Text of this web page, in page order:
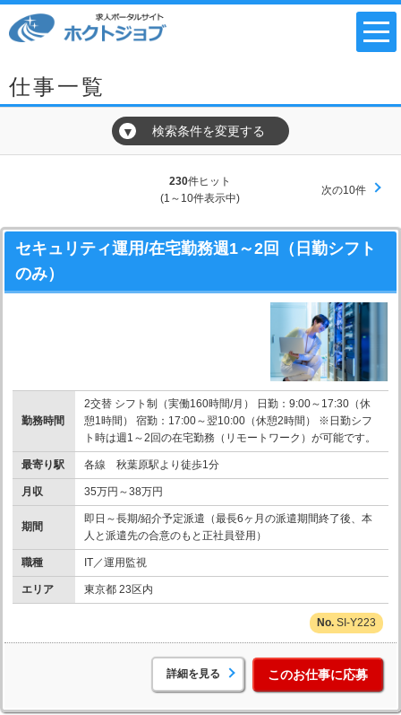
仕事一覧
▼ 検索条件を変更する
230件ヒット
(1～10件表示中)
次の10件
セキュリティ運用/在宅勤務週1～2回（日勤シフト
のみ）
勤務時間
2交替 シフト制（実働160時間/月） 日勤：9:00～17:30（休
憩1時間） 宿勤：17:00～翌10:00（休憩2時間） ※日勤シフ
ト時は週1～2回の在宅勤務（リモートワーク）が可能です。
最寄り駅 各線 秋葉原駅より徒歩1分
月収 35万円～38万円
期間
即日～長期/紹介予定派遣（最長6ヶ月の派遣期間終了後、本
人と派遣先の合意のもと正社員登用）
職種 IT／運用監視
エリア 東京都 23区内
SI-Y223
詳細を見る このお仕事に応募